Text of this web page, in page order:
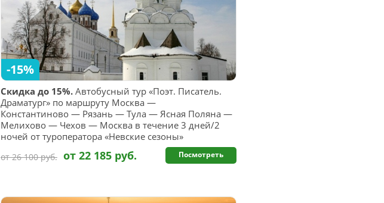
Скидка до 15%. Автобусный тур «Поэт. Писатель.
Драматург» по маршруту Москва —
Константиново — Рязань — Тула — Ясная Поляна —
Мелихово — Чехов — Москва в течение 3 дней/2
ночей от туроператора «Невские сезоны»
-15%
от 26 100 руб. от 22 185 руб. Посмотреть